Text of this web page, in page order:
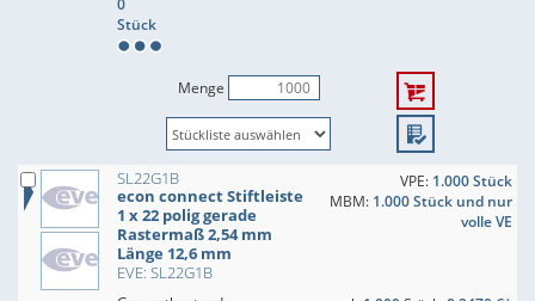
0
Stück
Menge
SL22G1B
econ connect Stiftleiste
1 x 22 polig gerade
Rastermaß 2,54 mm
Länge 12,6 mm
EVE: SL22G1B
VPE: 1.000 Stück
MBM: 1.000 Stück und nur
volle VE